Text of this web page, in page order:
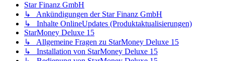
Star Finanz GmbH
↳ Ankündigungen der Star Finanz GmbH
↳ Inhalte OnlineUpdates (Produktaktualisierungen)
StarMoney Deluxe 15
↳ Allgemeine Fragen zu StarMoney Deluxe 15
↳ Installation von StarMoney Deluxe 15